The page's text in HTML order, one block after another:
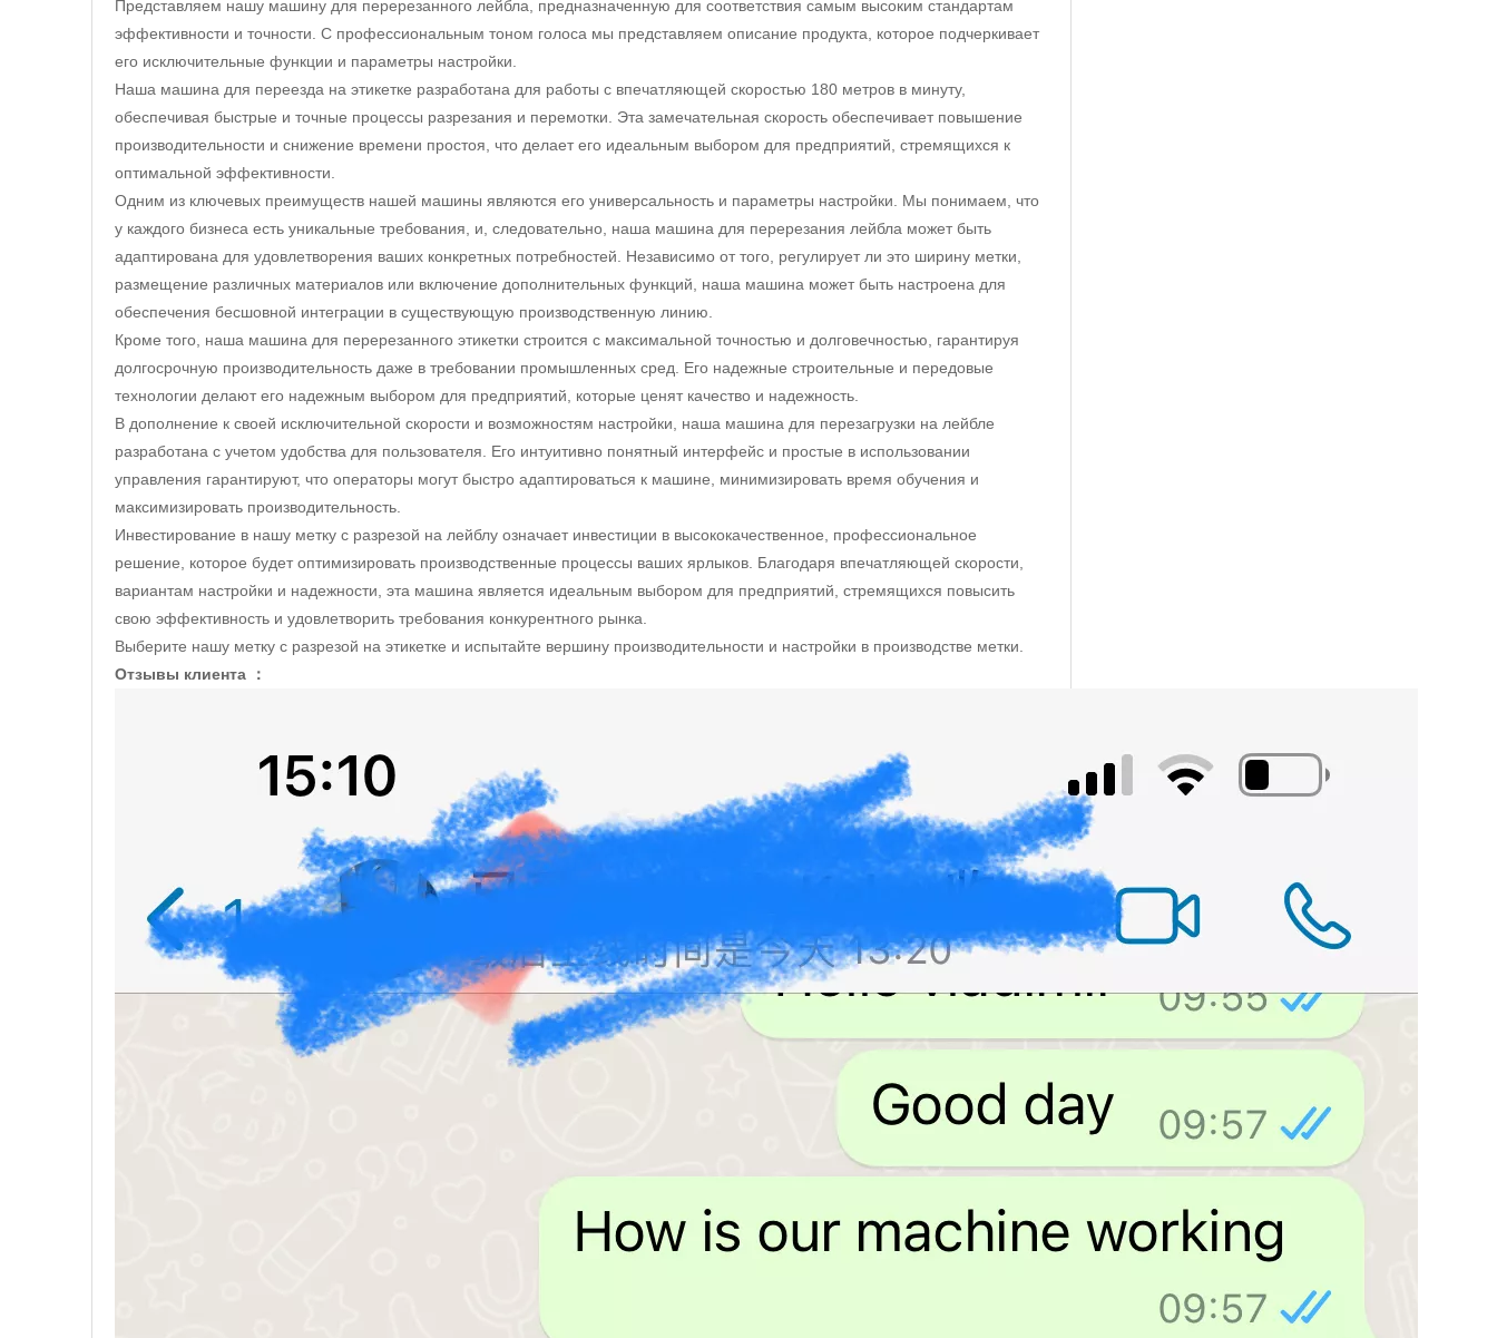
Представляем нашу машину для перерезанного лейбла, предназначенную для соответствия самым высоким стандартам
эффективности и точности. С профессиональным тоном голоса мы представляем описание продукта, которое подчеркивает
его исключительные функции и параметры настройки.
Наша машина для переезда на этикетке разработана для работы с впечатляющей скоростью 180 метров в минуту,
обеспечивая быстрые и точные процессы разрезания и перемотки. Эта замечательная скорость обеспечивает повышение
производительности и снижение времени простоя, что делает его идеальным выбором для предприятий, стремящихся к
оптимальной эффективности.
Одним из ключевых преимуществ нашей машины являются его универсальность и параметры настройки. Мы понимаем, что
у каждого бизнеса есть уникальные требования, и, следовательно, наша машина для перерезания лейбла может быть
адаптирована для удовлетворения ваших конкретных потребностей. Независимо от того, регулирует ли это ширину метки,
размещение различных материалов или включение дополнительных функций, наша машина может быть настроена для
обеспечения бесшовной интеграции в существующую производственную линию.
Кроме того, наша машина для перерезанного этикетки строится с максимальной точностью и долговечностью, гарантируя
долгосрочную производительность даже в требовании промышленных сред. Его надежные строительные и передовые
технологии делают его надежным выбором для предприятий, которые ценят качество и надежность.
В дополнение к своей исключительной скорости и возможностям настройки, наша машина для перезагрузки на лейбле
разработана с учетом удобства для пользователя. Его интуитивно понятный интерфейс и простые в использовании
управления гарантируют, что операторы могут быстро адаптироваться к машине, минимизировать время обучения и
максимизировать производительность.
Инвестирование в нашу метку с разрезой на лейблу означает инвестиции в высококачественное, профессиональное
решение, которое будет оптимизировать производственные процессы ваших ярлыков. Благодаря впечатляющей скорости,
вариантам настройки и надежности, эта машина является идеальным выбором для предприятий, стремящихся повысить
свою эффективность и удовлетворить требования конкурентного рынка.
Выберите нашу метку с разрезой на этикетке и испытайте вершину производительности и настройки в производстве метки.
Отзывы клиента ：